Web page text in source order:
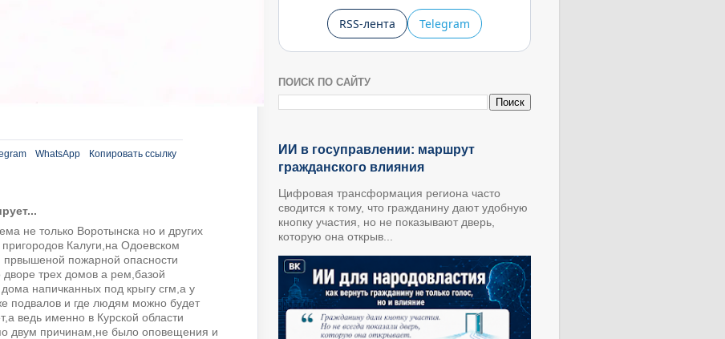
WhatsApp Копировать ссылку
не только Воротынска но и других
Калуги,на Одоевском
првышеной пожарной опасности
трех домов а рем,базой
напичканных под крыгу сгм,а у
подвалов и где людям можно будет
ведь именно в Курской области
двум причинам,не было оповещения и
RSS-лента Telegram
ПОИСК ПО САЙТУ
ИИ в госуправлении: маршрут
гражданского влияния
Цифровая трансформация региона часто
сводится к тому, что гражданину дают удобную
кнопку участия, но не показывают дверь,
которую она открыв...